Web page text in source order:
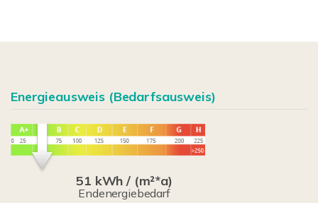
Energieausweis (Bedarfsausweis)
51 kWh / (m²*a)
Endenergiebedarf